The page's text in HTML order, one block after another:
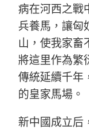
病在河西之戰
兵養馬，讓匈
山，使我家畜
將這里作為繁
傳統延續千年
的皇家馬場。
新中國成立后